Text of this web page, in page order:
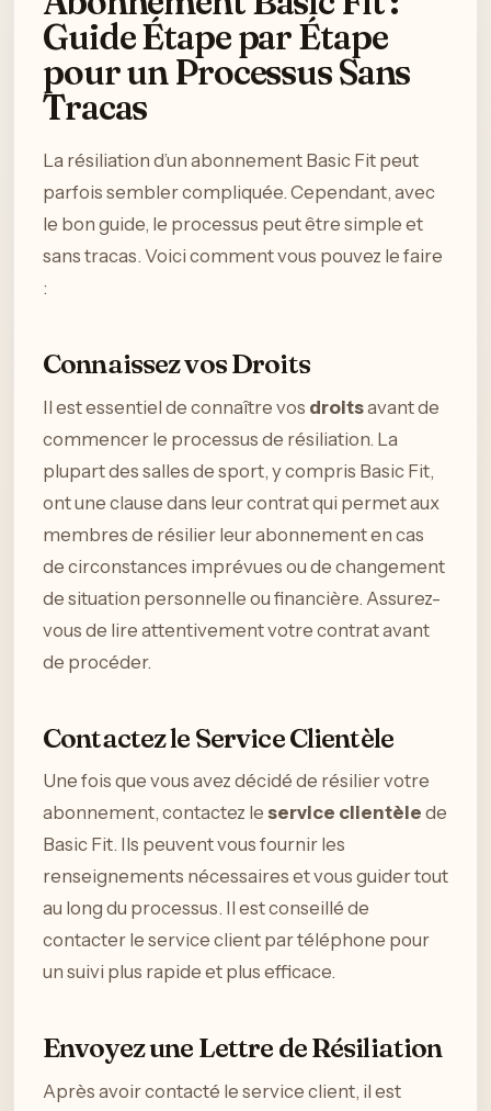
Guide Étape par Étape
pour un Processus Sans
Tracas
La résiliation d’un abonnement Basic Fit peut
parfois sembler compliquée. Cependant, avec
le bon guide, le processus peut être simple et
sans tracas. Voici comment vous pouvez le faire
:
Connaissez vos Droits
Il est essentiel de connaître vos droitsavant de
commencer le processus de résiliation. La
plupart des salles de sport, y compris Basic Fit,
ont une clause dans leur contrat qui permet aux
membres de résilier leur abonnement en cas
de circonstances imprévues ou de changement
de situation personnelle ou financière. Assurez-
vous de lire attentivement votre contrat avant
de procéder.
Contactez le Service Clientèle
Une fois que vous avez décidé de résilier votre
abonnement, contactez le service clientèle de
Basic Fit. Ils peuvent vous fournir les
renseignements nécessaires et vous guider tout
au long du processus. Il est conseillé de
contacter le service client par téléphone pour
un suivi plus rapide et plus efficace.
Envoyez une Lettre de Résiliation
Après avoir contacté le service client, il est